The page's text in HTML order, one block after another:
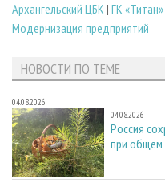
Архангельский ЦБК | ГК «Титан»
Модернизация предприятий
НОВОСТИ ПО ТЕМЕ
04.08.2026
04.08.2026
Россия
при общем